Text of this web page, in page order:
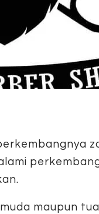
maupun